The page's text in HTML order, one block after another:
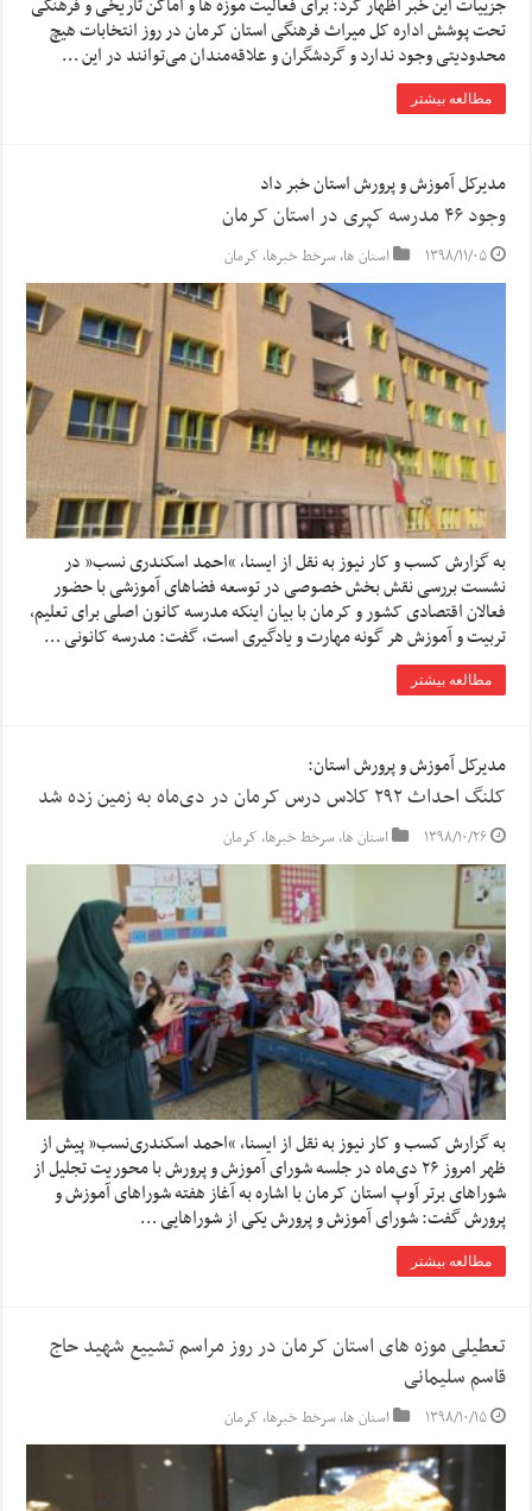
تحت پوشش اداره کل میراث فرهنگی استان کرمان در روز انتخابات هیچ
محدودیتی وجود ندارد و گردشگران و علاقه‌مندان می‌توانند در این …
مطالعه بیشتر
مدیرکل آموزش و پرورش استان خبر داد
وجود ۴۶ مدرسه کپری در استان کرمان
۱۳۹۸/۱۱/۰۵ استان ها,سرخط خبرها, کرمان
به گزارش کسب و کار نیوز به نقل از ایسنا, “احمد اسکندری نسب” در
نشست بررسی نقش بخش خصوصی در توسعه فضاهای آموزشی با حضور
فعالان اقتصادی کشور و کرمان با بیان اینکه مدرسه کانون اصلی برای تعلیم،
تربیت و آموزش هر گونه مهارت و یادگیری است، گفت: مدرسه کانونی …
مطالعه بیشتر
مدیرکل آموزش و پرورش استان:
کلنگ احداث ۲۹۲ کلاس درس کرمان در دی‌ماه به زمین زده شد
۱۳۹۸/۱۰/۲۶ استان ها,سرخط خبرها, کرمان
به گزارش کسب و کار نیوز به نقل از ایسنا, “احمد اسکندری‌نسب” پیش از
ظهر امروز ۲۶ دی‌ماه در جلسه شورای آموزش و پرورش با محوریت تجلیل از
شوراهای برتر آوپ استان کرمان با اشاره به آغاز هفته شوراهای آموزش و
پرورش گفت: شورای آموزش و پرورش یکی از شوراهایی …
مطالعه بیشتر
تعطیلی موزه های استان کرمان در روز مراسم تشییع شهید حاج
قاسم سلیمانی
۱۳۹۸/۱۰/۱۵ استان ها,سرخط خبرها, کرمان